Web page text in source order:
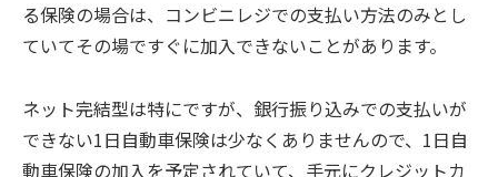
る保険の場合は、コンビニレジでの支払い方法のみとし
ていてその場ですぐに加入できないことがあります。
ネット完結型は特にですが、銀行振り込みでの支払いが
できない1日自動車保険は少なくありませんので、1日自
動車保険の加入を予定されていて、手元にクレジットカ